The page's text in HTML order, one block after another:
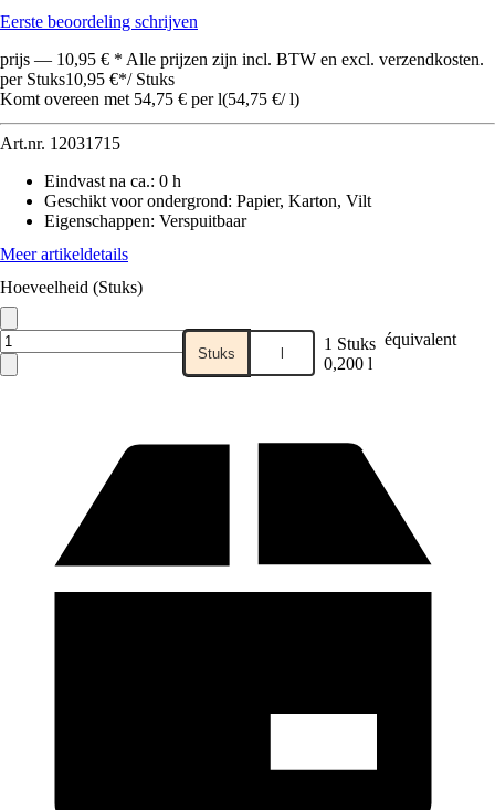
Eerste beoordeling schrijven
prijs — 10,95 € * Alle prijzen zijn incl. BTW en excl. verzendkosten.
per Stuks10,95 €*/ Stuks
Komt overeen met 54,75 € per l(54,75 €/ l)
Art.nr. 12031715
Eindvast na ca.: 0 h
Geschikt voor ondergrond: Papier, Karton, Vilt
Eigenschappen: Verspuitbaar
Meer artikeldetails
Hoeveelheid (Stuks)
Stuks l 1 Stuks équivalent
0,200 l